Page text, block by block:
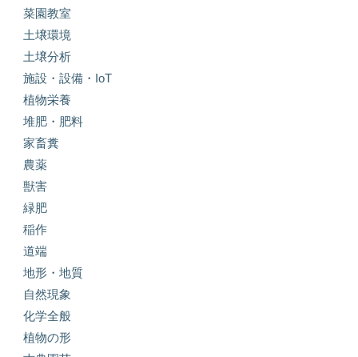
菜園教室
土壌環境
土壌分析
施設・設備・IoT
植物栄養
堆肥・肥料
家畜糞
農薬
獣害
緑肥
稲作
道端
地形・地質
自然現象
化学全般
植物の形